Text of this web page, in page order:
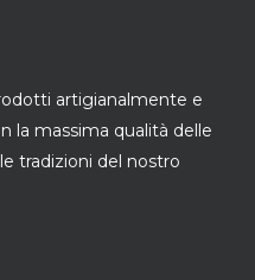
artigianalmente e
la massima qualità delle
tradizioni del nostro